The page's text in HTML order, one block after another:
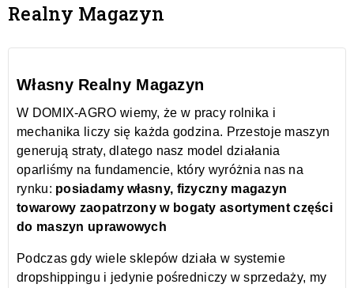
Realny Magazyn
Własny Realny Magazyn
W DOMIX-AGRO wiemy, że w pracy rolnika i
mechanika liczy się każda godzina. Przestoje maszyn
generują straty, dlatego nasz model działania
oparliśmy na fundamencie, który wyróżnia nas na
rynku: posiadamy własny, fizyczny magazyn
towarowy zaopatrzony w bogaty asortyment części
do maszyn uprawowych
Podczas gdy wiele sklepów działa w systemie
dropshippingu i jedynie pośredniczy w sprzedaży, my